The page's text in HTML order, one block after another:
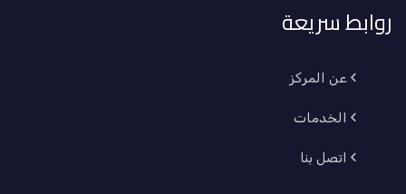
روابط سريعة
عن المركز
الخدمات
اتصل بنا